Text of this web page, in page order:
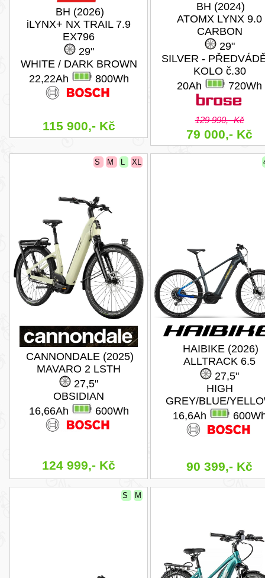
BH (2026)
iLYNX+ NX TRAIL 7.9
EX796
29"
WHITE / DARK BROWN
22,22Ah
800Wh
115 900,- Kč
BH (2024)
ATOMX LYNX 9.0
CARBON
29"
SILVER -
KOLO č.30
20Ah
720Wh
129 990,- Kč
79 000,- Kč
S M L XL
CANNONDALE (2025)
MAVARO 2 LSTH
27,5"
OBSIDIAN
16,66Ah
600Wh
124 999,- Kč
HAIBIKE (2026)
ALLTRACK 6.5
27,5"
HIGH
GREY/BLUE/
16,6Ah
90 399,- Kč
S M